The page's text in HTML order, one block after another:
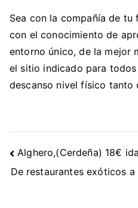
Sea con la compañía de tu
con el conocimiento de
entorno único, de la mejor
el sitio indicado para
descanso nivel físico tanto
Navegación
de
Alghero,(Cerdeña) 18€
De restaurantes exóticos